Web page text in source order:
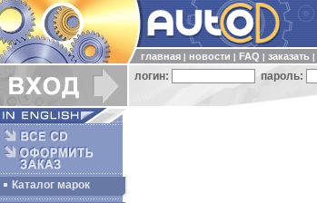
главная новости FAQ заказать
логин: пароль:
Каталог марок